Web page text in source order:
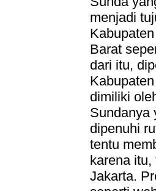
menjadi
Barat
dari itu,
dimiliki
Sundanya
dipenuhi
tentu
karena
Jakarta.